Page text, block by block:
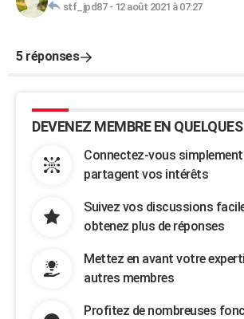
stf_jpd87- 12 août 2021 à 07:27
5 réponses
DEVENEZ MEMBRE EN
Connectez-vous simplement
partagent vos intérêts
Suivez vos discussions
obtenez plus de réponses
Mettez en avant votre
autres membres
Profitez de nombreuses